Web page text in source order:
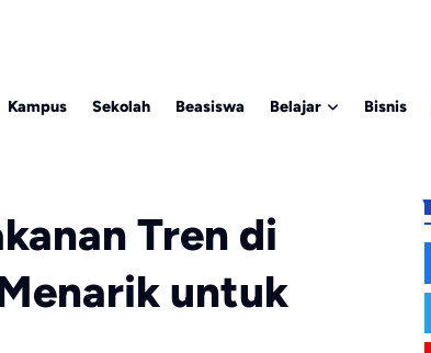
Kampus Sekolah Beasiswa Belajar Bisnis
Tren di
untuk